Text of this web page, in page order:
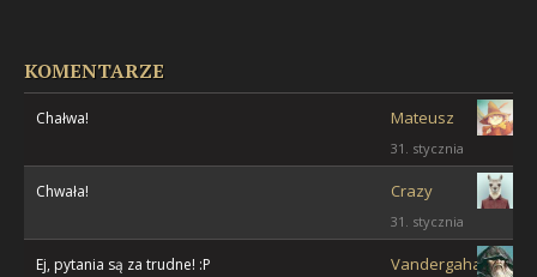
KOMENTARZE
Mateusz
31. stycznia
Chałwa!
Crazy
31. stycznia
Chwała!
Vandergahast
Ej, pytania są za trudne! :P